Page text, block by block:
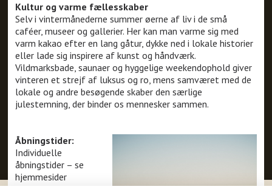
Kultur og varme fællesskaber
Selv i vintermånederne summer øerne af liv i de små
caféer, museer og gallerier. Her kan man varme sig med
varm kakao efter en lang gåtur, dykke ned i lokale historier
eller lade sig inspirere af kunst og håndværk.
Vildmarksbade, saunaer og hyggelige weekendophold giver
vinteren et strejf af luksus og ro, mens samværet med de
lokale og andre besøgende skaber den særlige
julestemning, der binder os mennesker sammen.
Åbningstider:
Individuelle
åbningstider – se
hjemmesider